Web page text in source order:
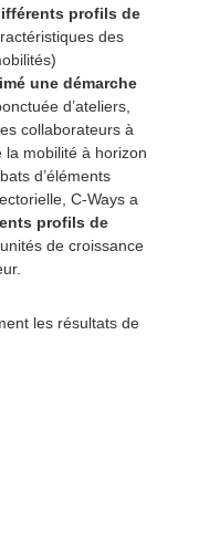
profils de
des
une démarche
d’ateliers,
collaborateurs à
la mobilité à horizon
d’éléments
C-Ways a
profils de
de croissance
les résultats de